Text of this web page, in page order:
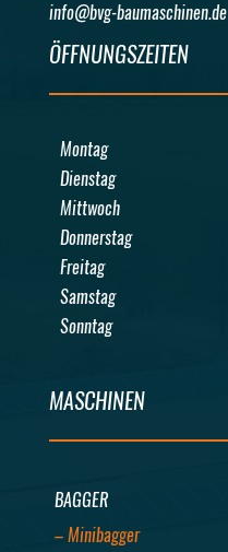
info@bvg-baumaschinen.de
ÖFFNUNGSZEITEN
Montag
Dienstag
Mittwoch
Donnerstag
Freitag
Samstag
Sonntag
MASCHINEN
BAGGER
– Minibagger